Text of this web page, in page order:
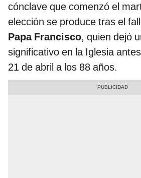
cónclave que comenzó el
elección se produce tras el
Papa Francisco, quien dejó
significativo en la Iglesia
21 de abril a los 88 años.